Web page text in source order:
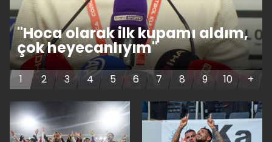
"Hoca olarak ilk kupamı aldım,
çok heyecanlıyım"
1 2 3 4 5 6 7 8 9 10 +